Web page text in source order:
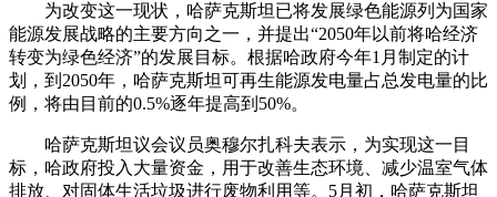
为改变这一现状，哈萨克斯坦已将发展绿色能源列为国家
能源发展战略的主要方向之一，并提出“2050年以前将哈经济
转变为绿色经济”的发展目标。根据哈政府今年1月制定的计
划，到2050年，哈萨克斯坦可再生能源发电量占总发电量的比
例，将由目前的0.5%逐年提高到50%。
哈萨克斯坦议会议员奥穆尔扎科夫表示，为实现这一目
标，哈政府投入大量资金，用于改善生态环境、减少温室气体
排放、对固体生活垃圾进行废物利用等。5月初，哈萨克斯坦